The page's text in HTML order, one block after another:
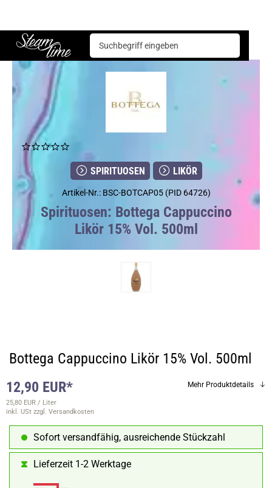
Steam time
Spirituosen Bottega Cappuccino Likör 15% Vol. 500ml
SPIRITUOSEN LIKÖR
Artikel-Nr.: BSC-BOTCAP05 (PID 64726)
Spirituosen: Bottega Cappuccino
Likör 15% Vol. 500ml
Bottega Cappuccino Likör 15% Vol. 500ml
12,90 EUR*
25,80 EUR / Liter
inkl. USt zzgl. Versandkosten
Mehr Produktdetails
Sofort versandfähig, ausreichende Stückzahl
Lieferzeit 1-2 Werktage